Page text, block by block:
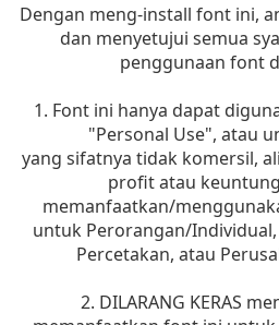
Dengan meng-install font ini,
dan menyetujui semua
penggunaan font
1. Font ini hanya dapat
"Personal Use", atau
yang sifatnya tidak komersil,
profit atau
memanfaatkan/
untuk Perorangan/Individual,
Percetakan, atau
2. DILARANG KERAS